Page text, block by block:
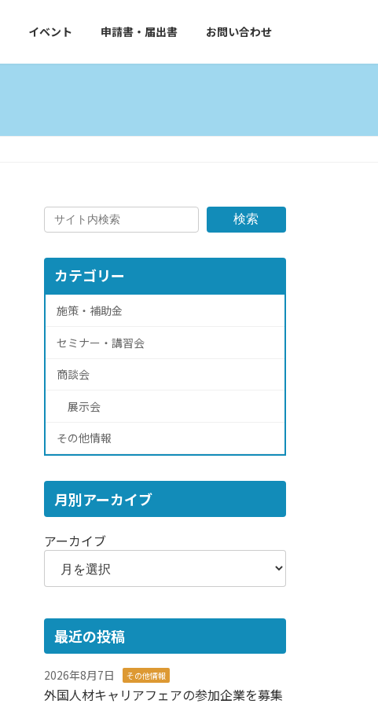
イベント 申請書・届出書 お問い合わせ
検索
カテゴリー
施策・補助金
セミナー・講習会
商談会
展示会
その他情報
月別アーカイブ
アーカイブ
最近の投稿
2026年8月7日 その他情報
外国人材キャリアフェアの参加企業を募集